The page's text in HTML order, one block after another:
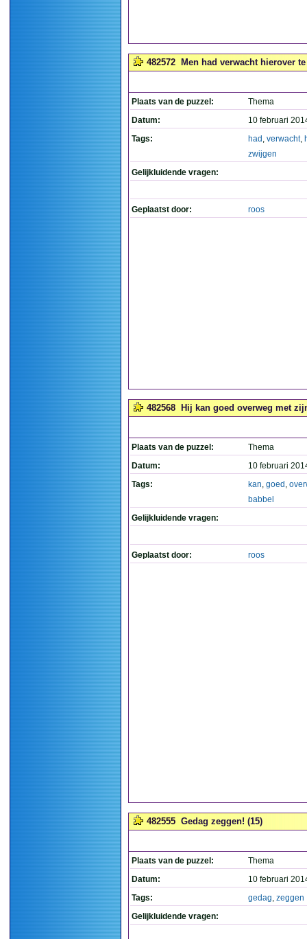
482572 Men had verwacht hierover
Plaats van de puzzel:
Thema
Datum:
10 februari
Tags:
had , verwacht,
zwijgen
Gelijkluidende vragen:
Geplaatst door: roos
482568 Hij kan goed overweg met
Plaats van de puzzel:
Thema
Datum:
10 februari
Tags:
kan, goed ,
babbel
Gelijkluidende vragen:
Geplaatst door: roos
482555 Gedag zeggen! (15)
Plaats van de puzzel:
Thema
Datum:
10 februari
Tags:
gedag, zeggen
Gelijkluidende vragen: